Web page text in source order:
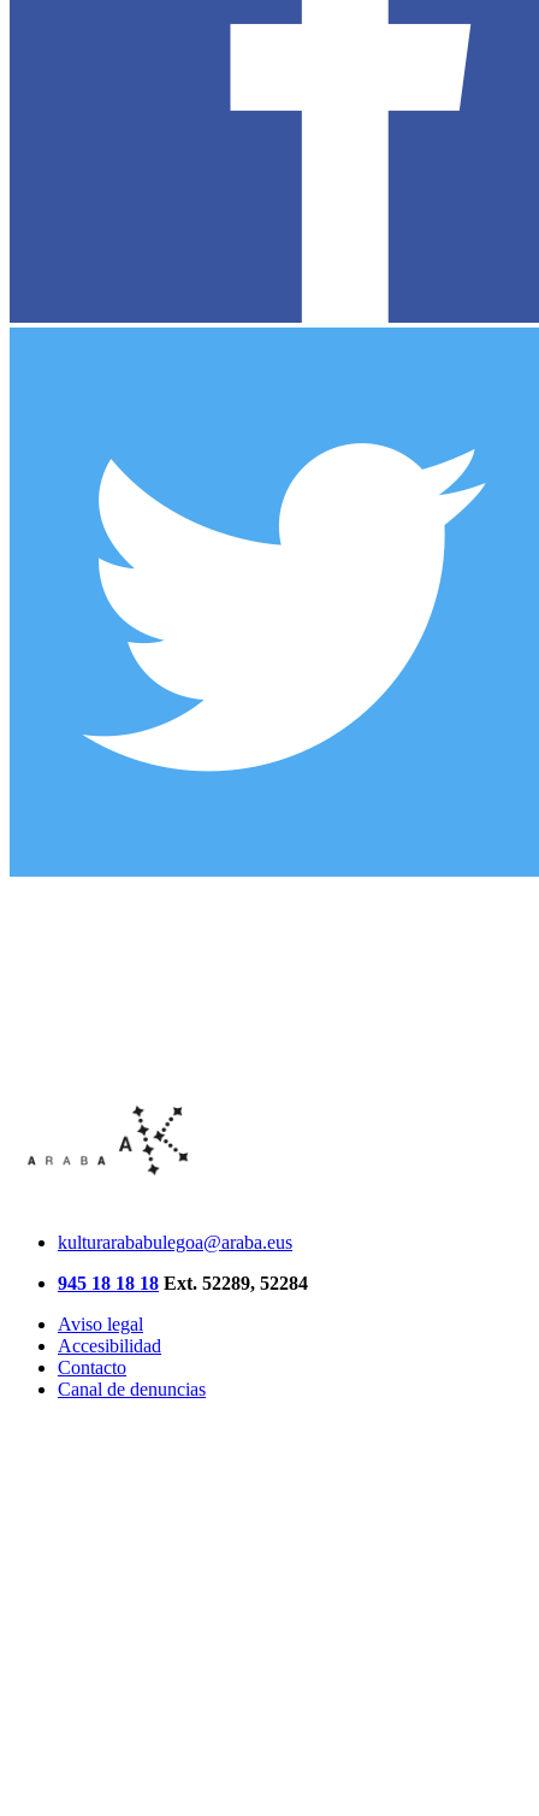
kulturarababulegoa@araba.eus
945 18 18 18 Ext. 52289, 52284
Aviso legal
Accesibilidad
Contacto
Canal de denuncias